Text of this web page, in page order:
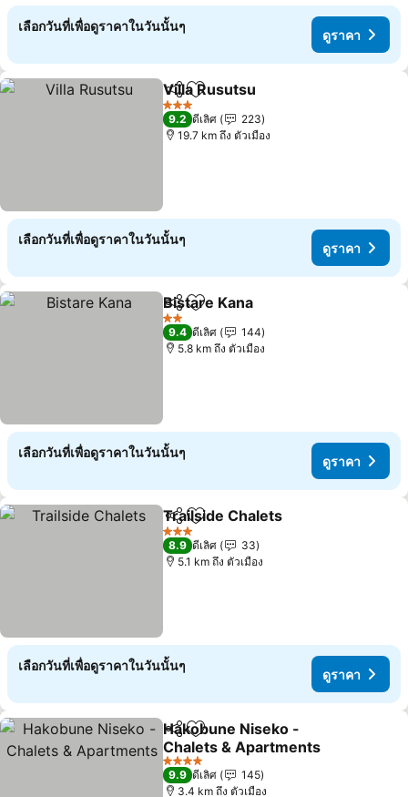
เลือกวันที่เพื่อดูราคาในวันนั้นๆ
ดูราคา
แชร์ เพิ่มในรายการโปรด
Villa Rusutsu
3 ดาว
9.2 ดีเลิศ
223
19.7 km ถึง ตัวเมือง
เลือกวันที่เพื่อดูราคาในวันนั้นๆ
ดูราคา
แชร์ เพิ่มในรายการโปรด
Bistare Kana
2 ดาว
9.4 ดีเลิศ
144
5.8 km ถึง ตัวเมือง
เลือกวันที่เพื่อดูราคาในวันนั้นๆ
ดูราคา
แชร์ เพิ่มในรายการโปรด
Trailside Chalets
3 ดาว
8.9 ดีเลิศ
33
5.1 km ถึง ตัวเมือง
เลือกวันที่เพื่อดูราคาในวันนั้นๆ
ดูราคา
แชร์ เพิ่มในรายการโปรด
Hakobune Niseko -
Chalets & Apartments
4 ดาว
9.9 ดีเลิศ
145
3.4 km ถึง ตัวเมือง